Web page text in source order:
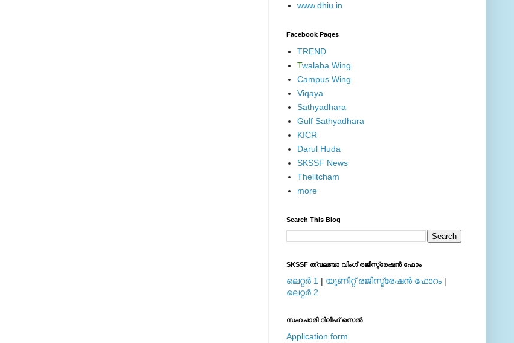
www.dhiu.in
Facebook Pages
TREND
Twalaba Wing
Campus Wing
Viqaya
Sathyadhara
Gulf Sathyadhara
KICR
Darul Huda
SKSSF News
Thelitcham
more
Search This Blog
SKSSF ത്വലബാ വിംഗ് രജിസ്ട്രേഷന്‍ ഫോം
ലെറ്റര്‍ 1 | യൂണിറ്റ് രജിസ്ട്രേഷന്‍ ഫോറം |
ലെറ്റര്‍ 2
സഹചാരി റിലീഫ് സെല്‍
Application form